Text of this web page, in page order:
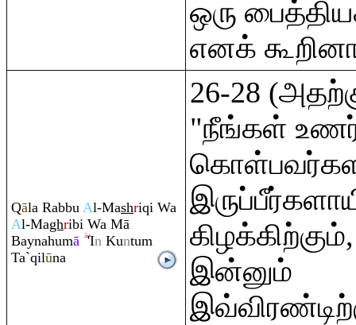
ஒரு
எனக்
Qāla Rabbu Al-Mashriqi Wa
Al-Maghribi Wa Mā
Baynahumā 'In Kuntum
Ta`qilūna
26-28
"நீங்கள்
இன்னும்